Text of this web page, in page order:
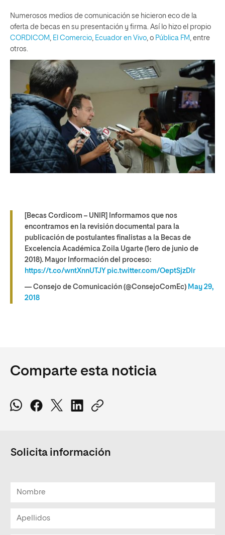
Numerosos medios de comunicación se hicieron eco de la
oferta de becas en su presentación y firma. Así lo hizo el propio
CORDICOM, El Comercio, Ecuador en Vivo, o Pública FM, entre
otros.
[Becas Cordicom – UNIR] Informamos que nos
encontramos en la revisión documental para la
publicación de postulantes finalistas a la Becas de
Excelencia Académica Zoila Ugarte (1ero de junio de
2018). Mayor Información del proceso:
https://t.co/wntXnnUTJY pic.twitter.com/OeptSjzDlr
— Consejo de Comunicación (@ConsejoComEc) May 29,
2018
Comparte esta noticia
Solicita información